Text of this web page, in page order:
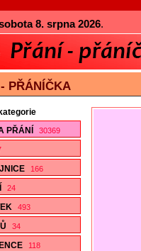
8. srpna 2026.
PŘÁNÍČKA
kategorie
PŘÁNÍ
30369
166
24
493
34
118